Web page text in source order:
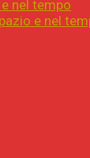
nel tempo
e nel